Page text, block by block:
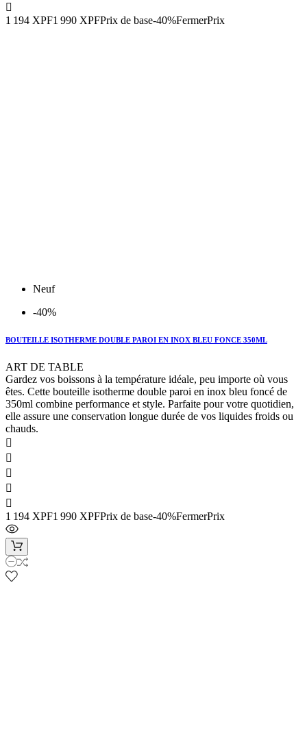

1 194 XPF1 990 XPFPrix de base-40%FermerPrix
Neuf
-40%
BOUTEILLE ISOTHERME DOUBLE PAROI EN INOX BLEU FONCE 350ML
ART DE TABLE
Gardez vos boissons à la température idéale, peu importe où vous
êtes. Cette bouteille isotherme double paroi en inox bleu foncé de
350ml combine performance et style. Parfaite pour votre quotidien,
elle assure une conservation longue durée de vos liquides froids ou
chauds.





1 194 XPF1 990 XPFPrix de base-40%FermerPrix